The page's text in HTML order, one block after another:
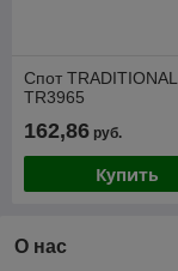
Спот TRADITIONAL
TR3965
162,86 руб.
Купить
О нас